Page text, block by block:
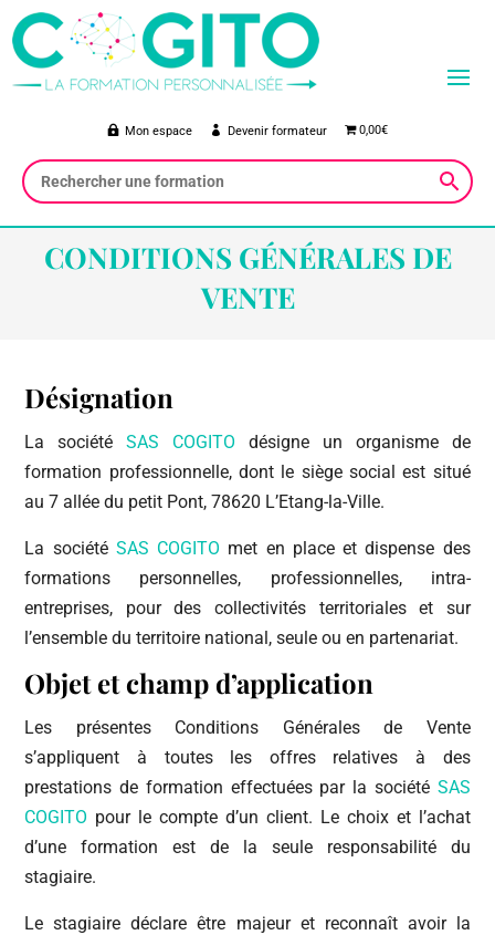
Mon espace Devenir formateur 0,00€
CONDITIONS GÉNÉRALES DE
VENTE
Désignation
La sociétéSAS COGITO désigne un organisme de
formation professionnelle, dont le siège social est situé
au 7 allée du petit Pont, 78620 L’Etang-la-Ville.
La société SAS COGITO met en place et dispense des
formations personnelles, professionnelles, intra-
entreprises, pour des collectivités territoriales et sur
l’ensemble du territoire national, seule ou en partenariat.
Objet et champ d’application
Les présentes Conditions Générales de Vente
s’appliquent à toutes les offres relatives à des
prestations de formation effectuées par la société SAS
COGITO pour le compte d’un client. Le choix et l’achat
d’une formation est de la seule responsabilité du
stagiaire.
Le stagiaire déclare être majeur et reconnaît avoir la